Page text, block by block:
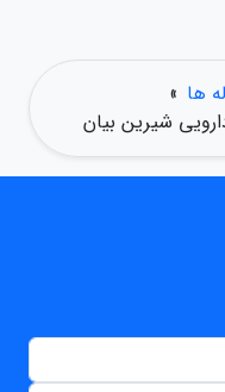
ها »
شیرین بیان